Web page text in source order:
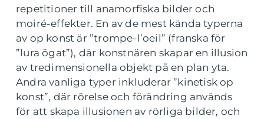
repetitioner till anamorfiska bilder och
moiré-effekter. En av de mest kända typerna
av op konst är ”trompe-l’oeil” (franska för
”lura ögat”), där konstnären skapar en illusion
av tredimensionella objekt på en plan yta.
Andra vanliga typer inkluderar ”kinetisk op
konst”, där rörelse och förändring används
för att skapa illusionen av rörliga bilder, och